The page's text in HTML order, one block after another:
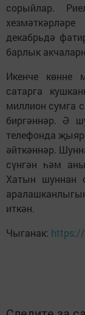
сорыйлар.
декабрьдә
барлык
Икенче көнне
сатарга
миллион сумга
биргәннәр. Ә
телефонда
әйткәннәр.
сүнгән һәм
Хатын шуннан
иткән.
Чыганак: